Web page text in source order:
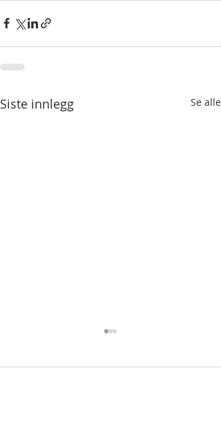
Siste innlegg Se alle